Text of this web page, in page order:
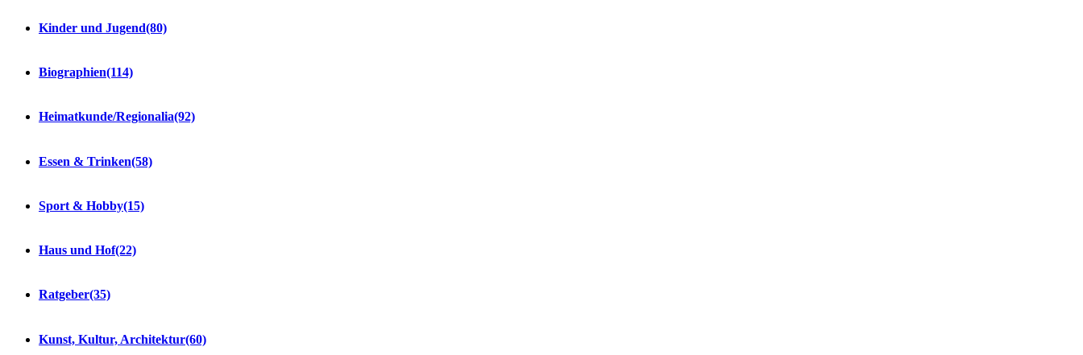
Kinder und Jugend(80)
Biographien(114)
Heimatkunde/Regionalia(92)
Essen & Trinken(58)
Sport & Hobby(15)
Haus und Hof(22)
Ratgeber(35)
Kunst, Kultur, Architektur(60)